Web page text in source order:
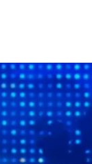
2026年冬奥会
大会 体育江湖
一带一路 央博
对话